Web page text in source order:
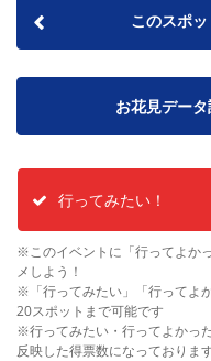
このスポ
お花見デー
行ってみたい！
※このイベントに「行ってよか
メしよう！
※「行ってみたい」「行ってよ
20スポットまで可能です
※行ってみたい・行ってよかっ
反映した得票数になっておりま